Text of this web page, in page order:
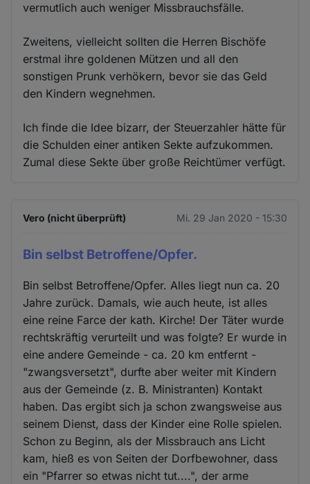
vermutlich auch weniger Missbrauchsfälle.
Zweitens, vielleicht sollten die Herren Bischöfe
erstmal ihre goldenen Mützen und all den
sonstigen Prunk verhökern, bevor sie das Geld
den Kindern wegnehmen.
Ich finde die Idee bizarr, der Steuerzahler hätte für
die Schulden einer antiken Sekte aufzukommen.
Zumal diese Sekte über große Reichtümer verfügt.
Vero (nicht überprüft) Mi. 29 Jan 2020 - 15:30
Bin selbst Betroffene/Opfer.
Bin selbst Betroffene/Opfer. Alles liegt nun ca. 20
Jahre zurück. Damals, wie auch heute, ist alles
eine reine Farce der kath. Kirche! Der Täter wurde
rechtskräftig verurteilt und was folgte? Er wurde in
eine andere Gemeinde - ca. 20 km entfernt -
"zwangsversetzt", durfte aber weiter mit Kindern
aus der Gemeinde (z. B. Ministranten) Kontakt
haben. Das ergibt sich ja schon zwangsweise aus
seinem Dienst, dass der Kinder eine Rolle spielen.
Schon zu Beginn, als der Missbrauch ans Licht
kam, hieß es von Seiten der Dorfbewohner, dass
ein "Pfarrer so etwas nicht tut....", der arme